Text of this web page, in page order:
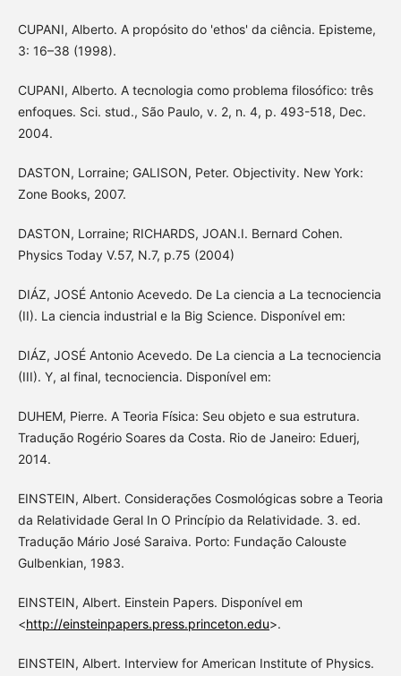
CUPANI, Alberto. A propósito do 'ethos' da ciência. Episteme,
3: 16–38 (1998).
CUPANI, Alberto. A tecnologia como problema filosófico: três
enfoques. Sci. stud., São Paulo, v. 2, n. 4, p. 493-518, Dec.
2004.
DASTON, Lorraine; GALISON, Peter. Objectivity. New York:
Zone Books, 2007.
DASTON, Lorraine; RICHARDS, JOAN.I. Bernard Cohen.
Physics Today V.57, N.7, p.75 (2004)
DIÁZ, JOSÉ Antonio Acevedo. De La ciencia a La tecnociencia
(II). La ciencia industrial e la Big Science. Disponível em:
DIÁZ, JOSÉ Antonio Acevedo. De La ciencia a La tecnociencia
(III). Y, al final, tecnociencia. Disponível em:
DUHEM, Pierre. A Teoria Física: Seu objeto e sua estrutura.
Tradução Rogério Soares da Costa. Rio de Janeiro: Eduerj,
2014.
EINSTEIN, Albert. Considerações Cosmológicas sobre a Teoria
da Relatividade Geral In O Princípio da Relatividade. 3. ed.
Tradução Mário José Saraiva. Porto: Fundação Calouste
Gulbenkian, 1983.
EINSTEIN, Albert. Einstein Papers. Disponível em
<http://einsteinpapers.press.princeton.edu>.
EINSTEIN, Albert. Interview for American Institute of Physics.